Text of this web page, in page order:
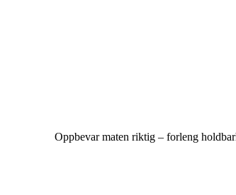
Oppbevar maten riktig – forleng